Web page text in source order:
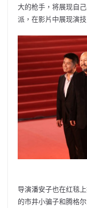
大的枪手，将展现自
派，在影片中展现演
导演潘安子也在红毯
的市井小骗子和腾格